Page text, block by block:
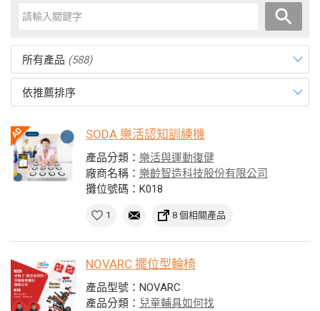
所有產品 (588)
依推薦排序
SODA 樂活認知訓練機
產品分類： 樂活與運動復健
廠商名稱： 樂齡智造科技股份有限公司
攤位號碼：K018
1 8 個相關產品
NOVARC 擺位型輪椅
產品型號：NOVARC
產品分類： 兒童輔具如何找